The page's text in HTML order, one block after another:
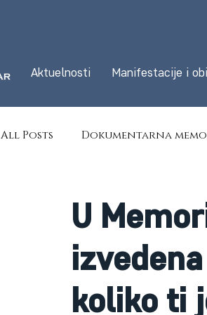
Aktuelnosti Manifestacije i
All Posts Dokumentarna
U
koliko ti